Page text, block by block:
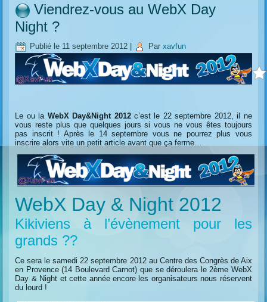
Viendrez-vous au WebX Day
Night ?
Publié le 11 septembre 2012 Par xavfun
Le ou la WebX Day&Night 2012c’est le 22 septembre 2012, il ne
vous reste plus que quelques jours si vous ne vous êtes toujours
pas inscrit ! Après le 14 septembre vous ne pourrez plus vous
inscrire alors vite un petit article avant que ça ferme…
WebX Day & Night 2012
Kikiviens à l’évènement pour les
grands ??
Ce sera le samedi 22 septembre 2012 au Centre des Congrès de Aix
en Provence (14 Boulevard Carnot) que se déroulera le 2ème WebX
Day & Night et cette année encore les organisateurs nous réservent
du lourd !